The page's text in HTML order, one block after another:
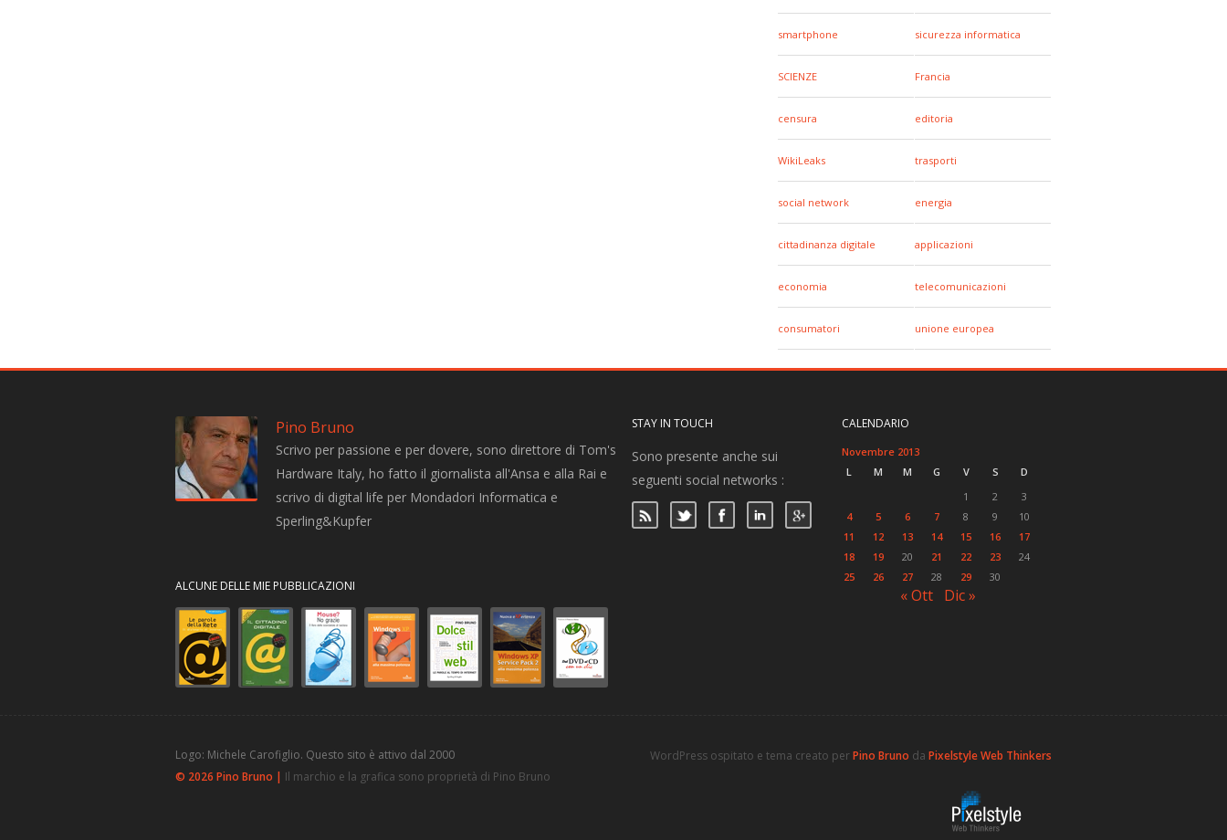
smartphone sicurezza informatica
SCIENZE Francia
censura editoria
WikiLeaks trasporti
social network energia
cittadinanza digitale applicazioni
economia telecomunicazioni
consumatori unione europea
Pino Bruno
Scrivo per passione e per dovere, sono direttore di Tom's
Hardware Italy, ho fatto il giornalista all'Ansa e alla Rai e
scrivo di digital life per Mondadori Informatica e
Sperling&Kupfer
ALCUNE DELLE MIE PUBBLICAZIONI
STAY IN TOUCH
Sono presente anche sui
seguenti social networks :
CALENDARIO
Novembre 2013
L
M M G V S
D
1
2
3
4
5 6 7 8 9
10
11
12 13 14 15 16
17
18
19 20 21 22 23
24
25
26 27 28 29 30
« Ott Dic »
WordPress ospitato e tema creato perPino Bruno da Pixelstyle Web Thinkers
Logo: Michele Carofiglio. Questo sito è attivo dal 2000
© 2026 Pino Bruno | Il marchio e la grafica sono proprietà di Pino Bruno